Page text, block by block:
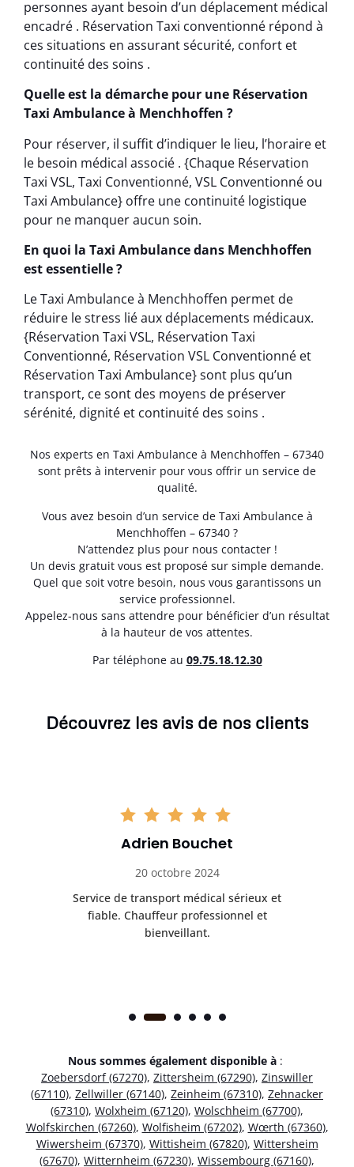
personnes ayant besoin d’un déplacement médical
encadré . Réservation Taxi conventionné répond à
ces situations en assurant sécurité, confort et
continuité des soins .
Quelle est la démarche pour une Réservation
Taxi Ambulance à Menchhoffen ?
Pour réserver, il suffit d’indiquer le lieu, l’horaire et
le besoin médical associé . {Chaque Réservation
Taxi VSL, Taxi Conventionné, VSL Conventionné ou
Taxi Ambulance} offre une continuité logistique
pour ne manquer aucun soin.
En quoi la Taxi Ambulance dans Menchhoffen
est essentielle ?
Le Taxi Ambulance à Menchhoffen permet de
réduire le stress lié aux déplacements médicaux.
{Réservation Taxi VSL, Réservation Taxi
Conventionné, Réservation VSL Conventionné et
Réservation Taxi Ambulance} sont plus qu’un
transport, ce sont des moyens de préserver
sérénité, dignité et continuité des soins .
Nos experts en Taxi Ambulance à Menchhoffen – 67340
sont prêts à intervenir pour vous offrir un service de
qualité.
Vous avez besoin d’un service de Taxi Ambulance à
Menchhoffen – 67340 ?
N’attendez plus pour nous contacter !
Un devis gratuit vous est proposé sur simple demande.
Quel que soit votre besoin, nous vous garantissons un
service professionnel.
Appelez-nous sans attendre pour bénéficier d’un résultat
à la hauteur de vos attentes.
Par téléphone au 09.75.18.12.30
Découvrez les avis de nos clients
Adrien Bouchet
20 octobre 2024
Service de transport médical sérieux et
fiable. Chauffeur professionnel et
bienveillant.
Nous sommes également disponible à :
Zoebersdorf (67270), Zittersheim (67290), Zinswiller
(67110), Zellwiller (67140), Zeinheim (67310), Zehnacker
(67310), Wolxheim (67120), Wolschheim (67700),
Wolfskirchen (67260), Wolfisheim (67202), Wœrth (67360),
Wiwersheim (67370), Wittisheim (67820), Wittersheim
(67670), Witternheim (67230), Wissembourg (67160),